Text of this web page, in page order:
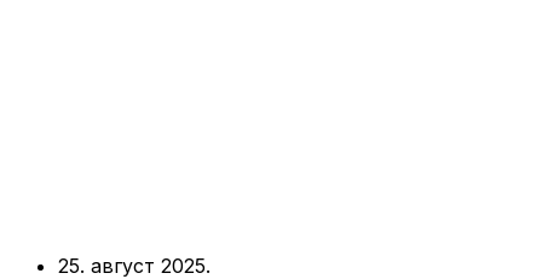
25. август 2025.